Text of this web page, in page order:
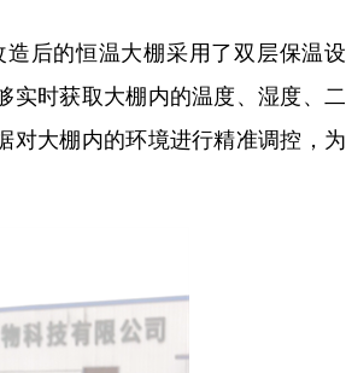
后的恒温大棚采用了双层保温设
实时获取大棚内的温度、湿度、二
对大棚内的环境进行精准调控，为